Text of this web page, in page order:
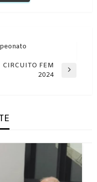
CIRCUITO FEM
2024